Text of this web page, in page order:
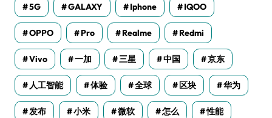
5G GALAXY Iphone IQOO
OPPO Pro Realme Redmi
Vivo 一加 三星 中国 京东
人工智能 体验 全球 区块 华为
发布 小米 微软 怎么 性能